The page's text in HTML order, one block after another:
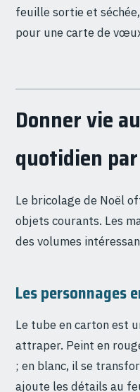
feuille sortie et
pour une carte de
Donner vie
quotidien
Le bricolage de Noël
objets courants. Les
des volumes
Les personnages
Le tube en carton est
attraper. Peint en
; en blanc, il se
ajoute les détails au